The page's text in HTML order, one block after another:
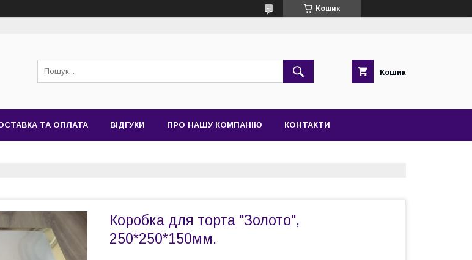
Кошик
Кошик
ТА ОПЛАТА ВІДГУКИ ПРО НАШУ КОМПАНІЮ КОНТАКТИ
Коробка для торта "Золото",
250*250*150мм.